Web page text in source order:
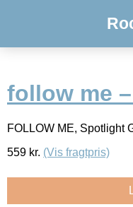
follow me
FOLLOW ME, Spotlight
559 kr. (Vis fragtpris)